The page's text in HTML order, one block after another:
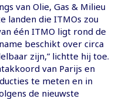
van Olie, Gas & Milieu
landen die ITMOs zou
één ITMO ligt rond de
beschikt over circa
zijn,” lichtte hij toe.
van Parijs en
te meten en in
de nieuwste